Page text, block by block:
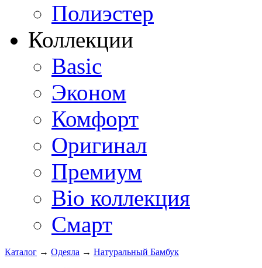
Полиэстер
Коллекции
Basic
Эконом
Комфорт
Оригинал
Премиум
Bio коллекция
Смарт
Каталог → Одеяла → Натуральный Бамбук